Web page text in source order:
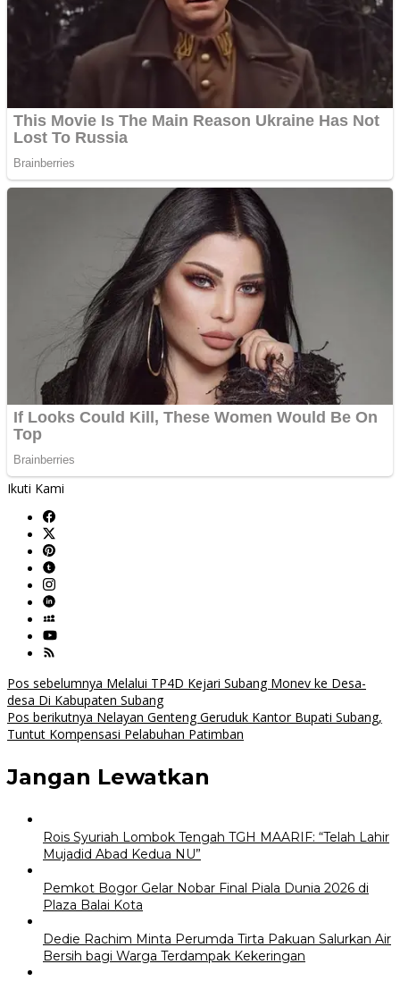
Ikuti Kami
Navigasi
pos
Pos sebelumnya Melalui TP4D Kejari Subang Monev ke Desa-
desa Di Kabupaten Subang
Pos berikutnya Nelayan Genteng Geruduk Kantor Bupati Subang,
Tuntut Kompensasi Pelabuhan Patimban
Jangan Lewatkan
Rois Syuriah Lombok Tengah TGH MAARIF: “Telah Lahir
Mujadid Abad Kedua NU”
Pemkot Bogor Gelar Nobar Final Piala Dunia 2026 di
Plaza Balai Kota
Dedie Rachim Minta Perumda Tirta Pakuan Salurkan Air
Bersih bagi Warga Terdampak Kekeringan